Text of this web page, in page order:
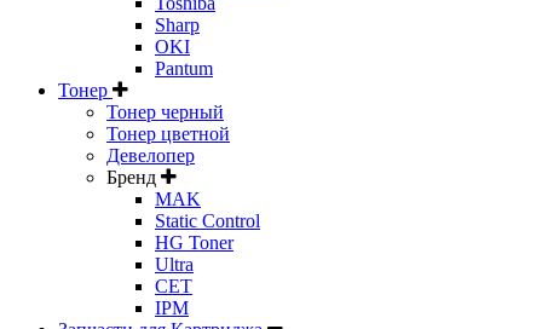
Sharp
OKI
Pantum
Тонер
Тонер черный
Тонер цветной
Девелопер
Бренд
MAK
Static Control
HG Toner
Ultra
CET
IPM